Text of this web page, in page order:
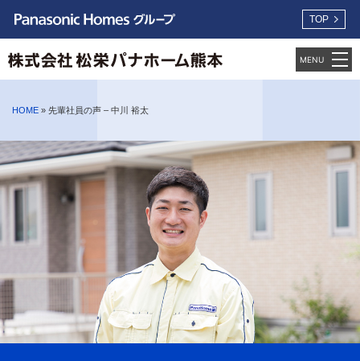
TOP
HOME » 先輩社員の声 – 中川 裕太